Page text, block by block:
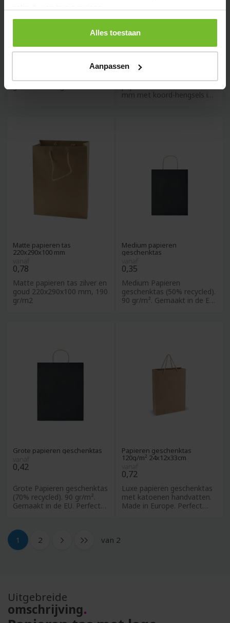
Alles toestaan
Aanpassen
10 cm
vanaf
Kraft papieren tas met
tas
vanaf
1,47
mm met koord-hengsels in
Matte papieren tas
220x290x100 mm
0,78
Matte papieren tas zilver en
goud 220x290x100 mm, 190
gr/m2
Medium papieren
geschenktas
0,35
Medium Papieren
geschenktas (50% recycled).
90 gr/m². Gemaakt in de EU.
Grote papieren geschenktas
0,42
Grote Papieren geschenktas
(70% recycled). 90 gr/m².
Gemaakt in de EU. Perfect
Papieren geschenktas
120g/m² 24x12x33cm
0,72
Luxe papieren geschenktas
met katoenen handvatten.
Made in Europe. Perfect
1 2 van 2
Uitgebreide
omschrijving